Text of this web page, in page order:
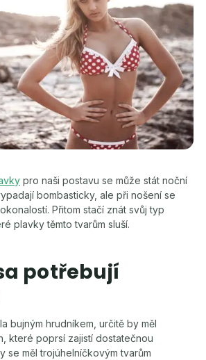
pro naši postavu se může stát noční
bombasticky, ale při nošení se
Přitom stačí znát svůj typ
plavky těmto tvarům sluší.
potřebují
bujným hrudníkem, určitě by měl
které poprsí zajistí dostatečnou
se měl trojúhelníčkovým tvarům